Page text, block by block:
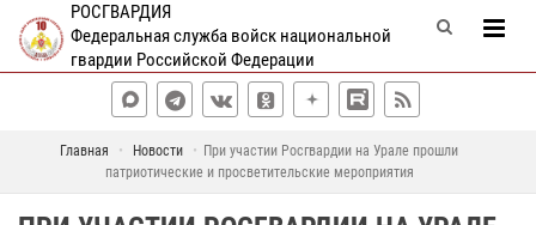
РОСГВАРДИЯ
Федеральная служба войск национальной
гвардии Российской Федерации
Главная Новости
При участии Росгвардии на Урале прошли
патриотические и просветительские мероприятия